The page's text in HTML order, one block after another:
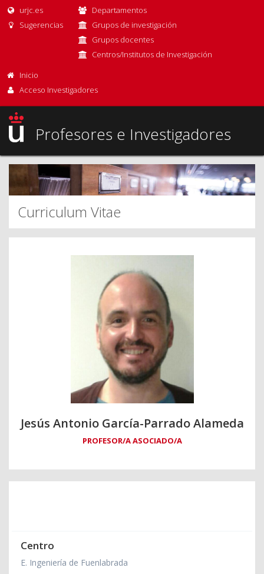
urjc.es
Sugerencias
Departamentos
Grupos de investigación
Grupos docentes
Centros/Institutos de Investigación
Inicio
Acceso Investigadores
Profesores e Investigadores
Curriculum Vitae
Jesús Antonio García-Parrado Alameda
PROFESOR/A ASOCIADO/A
Centro
E. Ingeniería de Fuenlabrada